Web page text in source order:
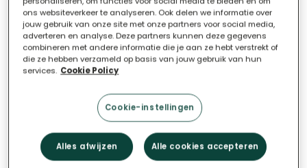
Voor energiecontracten metvaste tarievenis
vergelijken relatief eenvoudig. Je kijkt naar de
tariefkaarten van de energieleverancier en
vergelijkt de prijs per kWh elektriciteit of gas.
een vast contract staat de eenheidsprijs namelijk
vast voor de volledige contractperiode. Wanneer
de energiemarkten stijgen of dalen, heeft dit geen
effect op de prijs die je hebt afgesloten met je
ons websiteverkeer te analyseren. Ook delen we informatie over
jouw gebruik van onze site met onze partners voor social media,
adverteren en analyse. Deze partners kunnen deze gegevens
combineren met andere informatie die je aan ze hebt verstrekt of
die ze hebben verzameld op basis van jouw gebruik van hun
services. Cookie Policy
Cookie-instellingen
Alles afwijzen Alle cookies accepteren